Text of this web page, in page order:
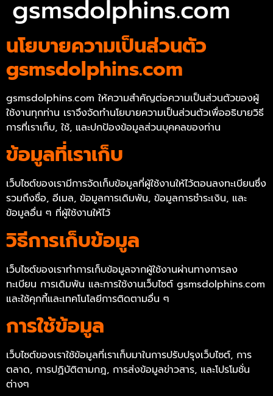
gsmsdolphins.com
นโยบายความเป็นส่วนตัว
gsmsdolphins.com
gsmsdolphins.com ให้ความสำคัญต่อความเป็นส่วนตัวของผู้
ใช้งานทุกท่าน เราจึงจัดทำนโยบายความเป็นส่วนตัวเพื่ออธิบายวิธี
การที่เราเก็บ, ใช้, และปกป้องข้อมูลส่วนบุคคลของท่าน
ข้อมูลที่เราเก็บ
เว็บไซต์ของเรามีการจัดเก็บข้อมูลที่ผู้ใช้งานให้ไว้ตอนลงทะเบียนซึ่ง
รวมถึงชื่อ, อีเมล, ข้อมูลการเดิมพัน, ข้อมูลการชำระเงิน, และ
ข้อมูลอื่น ๆ ที่ผู้ใช้งานให้ไว้
วิธีการเก็บข้อมูล
เว็บไซต์ของเราทำการเก็บข้อมูลจากผู้ใช้งานผ่านทางการลง
ทะเบียน การเดิมพัน และการใช้งานเว็บไซต์ gsmsdolphins.com
และใช้คุกกี้และเทคโนโลยีการติดตามอื่น ๆ
การใช้ข้อมูล
เว็บไซต์ของเราใช้ข้อมูลที่เราเก็บมาในการปรับปรุงเว็บไซต์, การ
ตลาด, การปฏิบัติตามกฎ, การส่งข้อมูลข่าวสาร, และโปรโมชั่น
ต่างๆ